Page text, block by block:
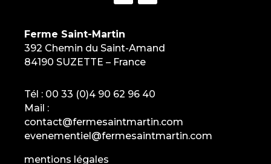
Ferme Saint-Martin
392 Chemin du Saint-Amand
84190 SUZETTE – France
Tél : 00 33 (0)4 90 62 96 40
Mail :
contact@fermesaintmartin.com
evenementiel@fermesaintmartin.com
mentions légales